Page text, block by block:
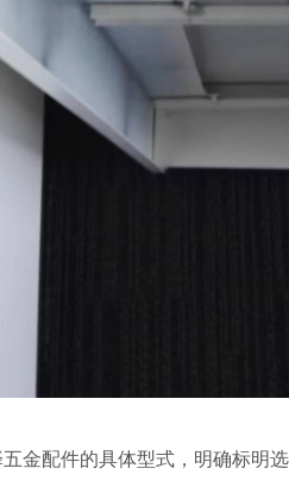
金配件的具体型式，明确标明